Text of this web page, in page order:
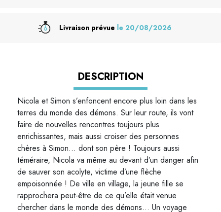
Livraison prévue le 20/08/2026
DESCRIPTION
Nicola et Simon s’enfoncent encore plus loin dans les
terres du monde des démons. Sur leur route, ils vont
faire de nouvelles rencontres toujours plus
enrichissantes, mais aussi croiser des personnes
chères à Simon… dont son père ! Toujours aussi
téméraire, Nicola va même au devant d’un danger afin
de sauver son acolyte, victime d’une flèche
empoisonnée ! De ville en village, la jeune fille se
rapprochera peut-être de ce qu’elle était venue
chercher dans le monde des démons… Un voyage